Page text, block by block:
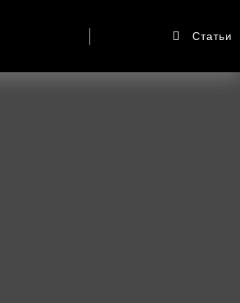
Статьи